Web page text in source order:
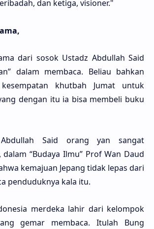
dan ketiga, visioner."
dari sosok Ustadz Abdullah Said
dalam membaca. Beliau bahkan
khutbah Jumat untuk
dengan itu ia bisa membeli buku
Said orang yan sangat
“Budaya Ilmu” Prof Wan Daud
kemajuan Jepang tidak lepas dari
penduduknya kala itu.
merdeka lahir dari kelompok
gemar membaca. Itulah Bung